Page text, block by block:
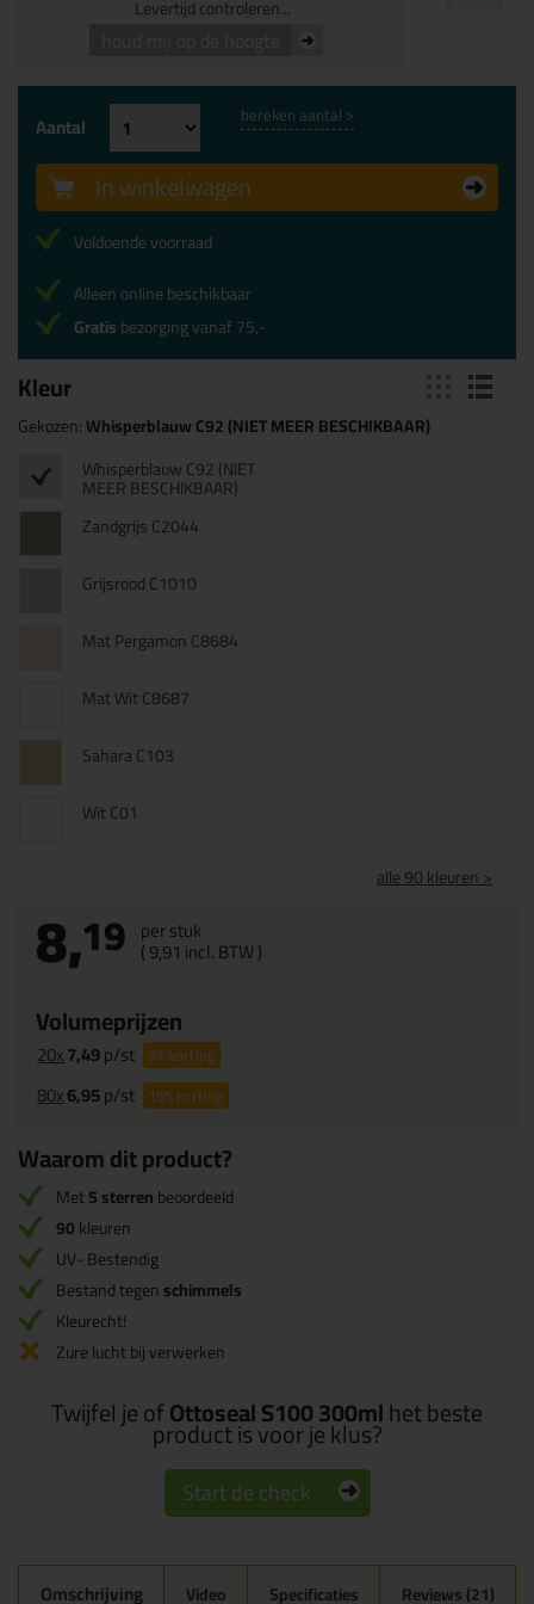
Levertijd controleren...
Kleur
Gekozen:Whisperblauw C92 (NIET MEER BESCHIKBAAR)
Whisperblauw C92 (NIET
MEER BESCHIKBAAR)
Zandgrijs C2044
Grijsrood C1010
Mat Pergamon C8684
Mat Wit C8687
Sahara C103
Wit C01
alle 90 kleuren >
8,19 per stuk
(9,91 incl. BTW )
Volumeprijzen
20x7,49p/st 9%korting
80x6,95p/st 15%korting
Aantal bereken aantal >
In winkelwagen
Voldoende voorraad
Alleen online beschikbaar
Gratisbezorging vanaf 75,-
Waarom dit product?
Met5 sterrenbeoordeeld
90kleuren
UV- Bestendig
Bestand tegenschimmels
Kleurecht!
Zure lucht bij verwerken
Twijfel je ofOttoseal S100 300mlhet beste
product is voor je klus?
Start de check
Omschrijving Video Specificaties Reviews (21)